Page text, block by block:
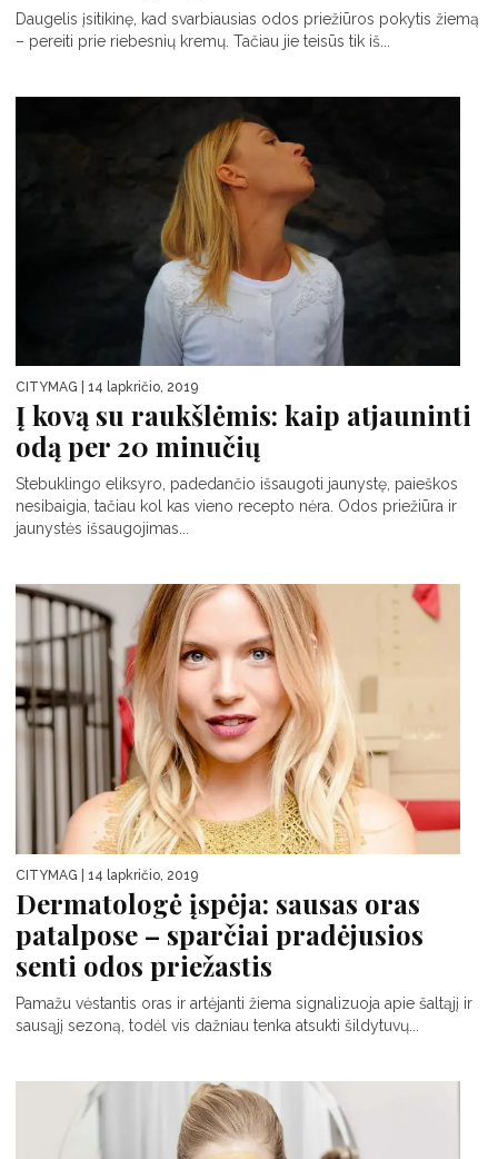
Daugelis įsitikinę, kad svarbiausias odos priežiūros pokytis žiemą
– pereiti prie riebesnių kremų. Tačiau jie teisūs tik iš...
CITYMAG | 14 lapkričio, 2019
Į kovą su raukšlėmis: kaip atjauninti
odą per 20 minučių
Stebuklingo eliksyro, padedančio išsaugoti jaunystę, paieškos
nesibaigia, tačiau kol kas vieno recepto nėra. Odos priežiūra ir
jaunystės išsaugojimas...
CITYMAG | 14 lapkričio, 2019
Dermatologė įspėja: sausas oras
patalpose – sparčiai pradėjusios
senti odos priežastis
Pamažu vėstantis oras ir artėjanti žiema signalizuoja apie šaltąjį ir
sausąjį sezoną, todėl vis dažniau tenka atsukti šildytuvų...